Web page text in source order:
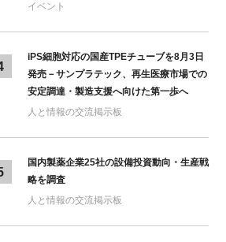
イベント
iPS細胞対応の国産TPEチューブを8月3日
発売－サンプラテック、再生医療市場での
安定調達・製造支援へ向けた第一歩へ
人と情報の交流掲示板
国内製薬企業25社の設備投資動向・生産戦
略を調査
人と情報の交流掲示板